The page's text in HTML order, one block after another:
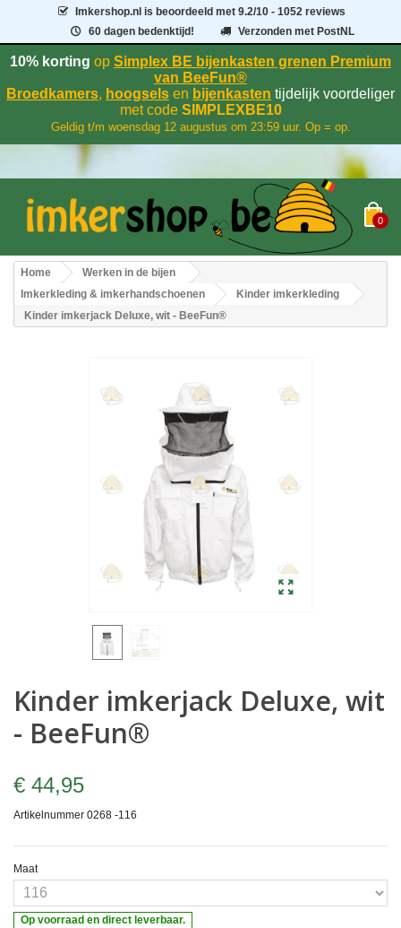
Imkershop.nl is beoordeeld met9.2/10 - 1052 reviews
60 dagen bedenktijd!
Verzonden met PostNL
10% korting op Simplex BE bijenkasten grenen Premium
van BeeFun®
Broedkamers, hoogsels en bijenkasten tijdelijk voordeliger
met codeSIMPLEXBE10
Geldig t/m woensdag 12 augustus om 23:59 uur. Op = op.
0
Home
Werken in de bijen
Imkerkleding & imkerhandschoenen
Kinder imkerkleding
Kinder imkerjack Deluxe, wit - BeeFun®
Kinder imkerjack Deluxe, wit
- BeeFun®
€ 44,95
Artikelnummer 0268 -116
Maat
Op voorraad en direct leverbaar.